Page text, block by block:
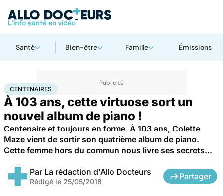
Santé Bien-être Famille Émissions
AccueilSantéCentenaires
CENTENAIRES
À 103 ans, cette virtuose sort un
nouvel album de piano !
Centenaire et toujours en forme. À 103 ans, Colette
Maze vient de sortir son quatrième album de piano.
Cette femme hors du commun nous livre ses secrets...
Par La rédaction d'Allo Docteurs
Rédigé le 25/05/2018
Partager